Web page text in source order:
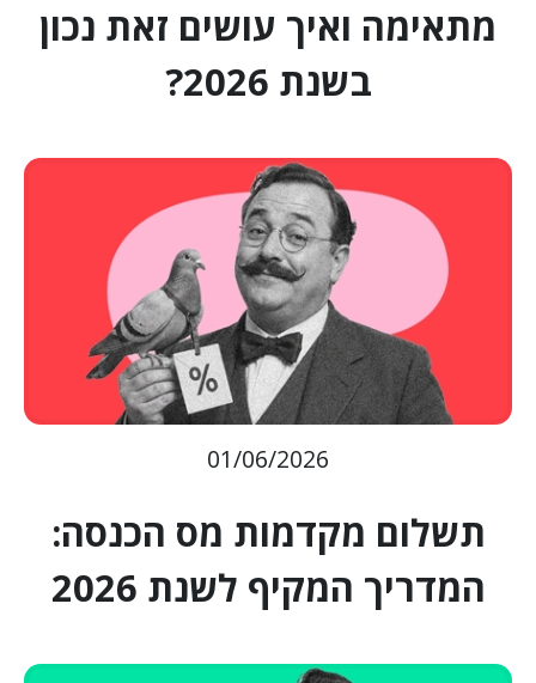
מתאימה ואיך עושים זאת נכון
בשנת 2026?
01/06/2026
תשלום מקדמות מס הכנסה:
המדריך המקיף לשנת 2026